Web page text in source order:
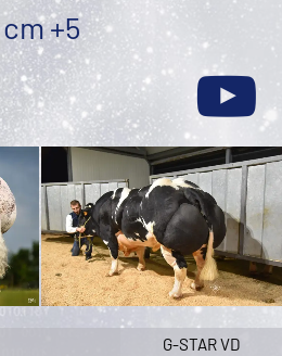
+5
G-STAR VD